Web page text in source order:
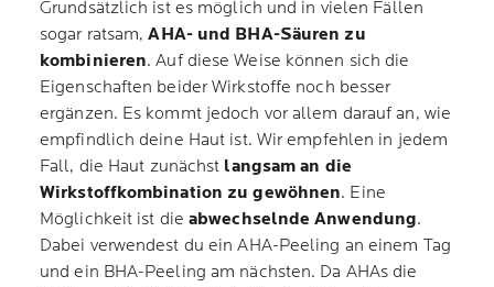
Grundsätzlich ist es möglich und in vielen Fällen
sogar ratsam,AHA- und BHA-Säuren zu
kombinieren. Auf diese Weise können sich die
Eigenschaften beider Wirkstoffe noch besser
ergänzen. Es kommt jedoch vor allem darauf an, wie
empfindlich deine Haut ist. Wir empfehlen in jedem
Fall, die Haut zunächst langsam an die
Wirkstoffkombination zu gewöhnen. Eine
Möglichkeit ist die abwechselnde Anwendung.
Dabei verwendest du ein AHA-Peeling an einem Tag
und ein BHA-Peeling am nächsten. Da AHAs die